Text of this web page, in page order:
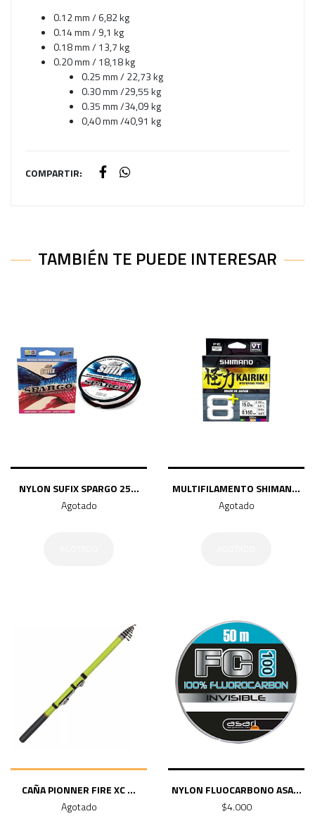
0.12 mm / 6,82 kg
0.14 mm / 9,1 kg
0.18 mm / 13,7 kg
0.20 mm / 18,18 kg
0.25 mm / 22,73 kg
0.30 mm /29,55 kg
0.35 mm /34,09 kg
0,40 mm /40,91 kg
COMPARTIR:
TAMBIÉN TE PUEDE INTERESAR
NYLON SUFIX SPARGO 25...
Agotado
MULTIFILAMENTO SHIMAN...
Agotado
CAÑA PIONNER FIRE XC ...
Agotado
NYLON FLUOCARBONO ASA...
$4.000